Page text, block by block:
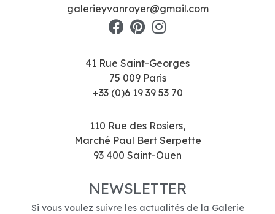
galerieyvanroyer@gmail.com
41 Rue Saint-Georges
75 009 Paris
+33 (0)6 19 39 53 70
110 Rue des Rosiers,
Marché Paul Bert Serpette
93 400 Saint-Ouen
NEWSLETTER
Si vous voulez suivre les actualités de la Galerie